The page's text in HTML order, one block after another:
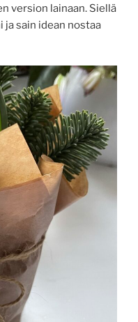
version lainaan. Siellä
ja sain idean nostaa